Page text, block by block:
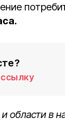
ссылку
области в